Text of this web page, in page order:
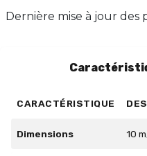
produit est disponible en
moment. Prix : 4,50 €.
Dernière mise à jour des
CARACTÉRISTIQUE
Dimensions 10